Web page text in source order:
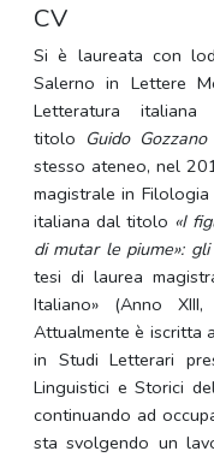
CV
Si è laureata con
Salerno in Lettere
Letteratura
titolo Guido
stesso ateneo, nel
magistrale in
italiana dal titolo «I
di mutar le piume»:
tesi di laurea
Italiano» (Anno
Attualmente è iscritta
in Studi Letterari
Linguistici e Storici
continuando ad
sta svolgendo un